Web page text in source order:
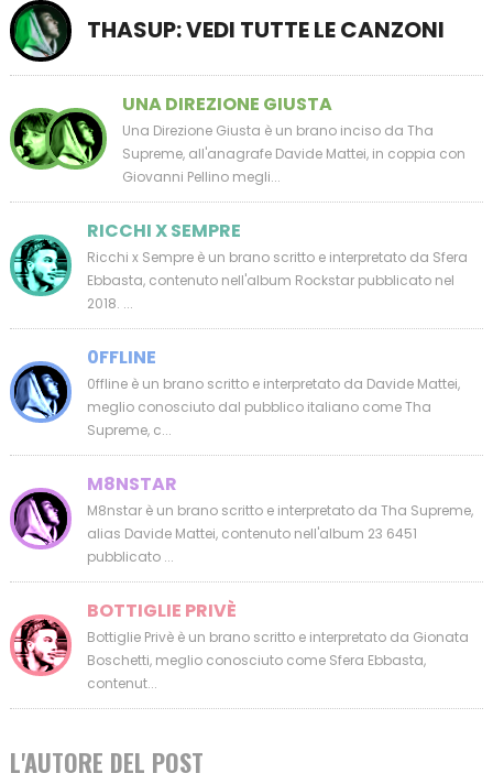
THASUP: VEDI TUTTE LE CANZONI
UNA DIREZIONE GIUSTA
Una Direzione Giusta è un brano inciso da Tha
Supreme, all'anagrafe Davide Mattei, in coppia con
Giovanni Pellino megli...
RICCHI X SEMPRE
Ricchi x Sempre è un brano scritto e interpretato da Sfera
Ebbasta, contenuto nell'album Rockstar pubblicato nel
2018. ...
0FFLINE
0ffline è un brano scritto e interpretato da Davide Mattei,
meglio conosciuto dal pubblico italiano come Tha
Supreme, c...
M8NSTAR
M8nstar è un brano scritto e interpretato da Tha Supreme,
alias Davide Mattei, contenuto nell'album 23 6451
pubblicato ...
BOTTIGLIE PRIVÈ
Bottiglie Privè è un brano scritto e interpretato da Gionata
Boschetti, meglio conosciuto come Sfera Ebbasta,
contenut...
L'AUTORE DEL POST